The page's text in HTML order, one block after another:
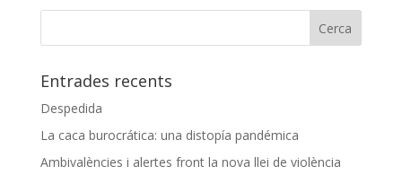
Entrades recents
Despedida
La caca burocrática: una distopía pandémica
Ambivalències i alertes front la nova llei de violència